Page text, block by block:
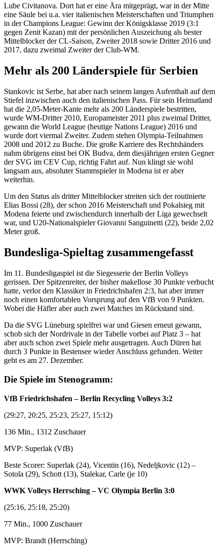
Lube Civitanova. Dort hat er eine Ära mitgeprägt, war in der Mitte
eine Säule bei u.a. vier italienischen Meisterschaften und Triumphen
in der Champions League: Gewinn der Königsklasse 2019 (3:1
gegen Zenit Kazan) mit der persönlichen Auszeichung als bester
Mittelblocker der CL-Saison, Zweiter 2018 sowie Dritter 2016 und
2017, dazu zweimal Zweiter der Club-WM.
Mehr als 200 Länderspiele für Serbien
Stankovic ist Serbe, hat aber nach seinem langen Aufenthalt auf dem
Stiefel inzwischen auch den italienischen Pass. Für sein Heimatland
hat die 2,05-Meter-Kante mehr als 200 Länderspiele bestritten,
wurde WM-Dritter 2010, Europameister 2011 plus zweimal Dritter,
gewann die World League (heutige Nations League) 2016 und
wurde dort viermal Zweiter. Zudem stehen Olympia-Teilnahmen
2008 und 2012 zu Buche. Die große Karriere des Rechtshänders
nahm übrigens einst bei OK Budva, dem diesjährigen ersten Gegner
der SVG im CEV Cup, richtig Fahrt auf. Nun klingt sie wohl
langsam aus, absoluter Stammspieler in Modena ist er aber
weiterhin.
Um den Status als dritter Mittelblocker streiten sich der routinierte
Elias Bossi (28), der schon 2016 Meisterschaft und Pokalsieg mit
Modena feierte und zwischendurch innerhalb der Liga gewechselt
war, und U20-Nationalspieler Giovanni Sanguinetti (22), beide 2,02
Meter groß.
Bundesliga-Spieltag zusammengefasst
Im 11. Bundesligaspiel ist die Siegesserie der Berlin Volleys
gerissen. Der Spitzenreiter, der bisher makellose 30 Punkte verbucht
hatte, verlor den Klassiker in Friedrichshafen 2:3, hat aber immer
noch einen komfortablen Vorsprung auf den VfB von 9 Punkten.
Wobei die Häfler aber auch zwei Matches im Rückstand sind.
Da die SVG Lüneburg spielfrei war und Giesen erneut gewann,
schob sich der Nordrivale in der Tabelle vorbei auf Platz 3 – hat
aber auch schon zwei Spiele mehr ausgetragen. Auch Düren hat
durch 3 Punkte in Bestensee wieder Anschluss gefunden. Weiter
geht es am 27. Dezember.
Die Spiele im Stenogramm:
VfB Friedrichshafen – Berlin Recycling Volleys 3:2
(29:27, 20:25, 25:23, 25:27, 15:12)
136 Min., 1312 Zuschauer
MVP: Superlak (VfB)
Beste Scorer: Superlak (24), Vicentin (16), Nedeljkovic (12) –
Sotola (29), Schott (13), Stalekar, Carle (je 10)
WWK Volleys Herrsching – VC Olympia Berlin 3:0
(25:16, 25:18, 25:20)
77 Min., 1000 Zuschauer
MVP: Brandt (Herrsching)